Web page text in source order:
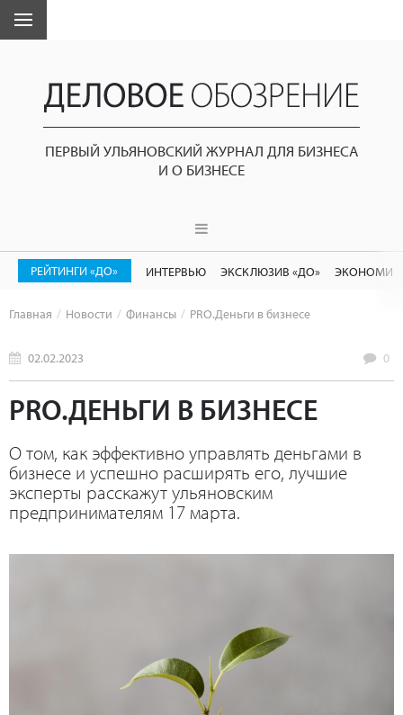
ПЕРВЫЙ УЛЬЯНОВСКИЙ ЖУРНАЛ ДЛЯ БИЗНЕСА
И О БИЗНЕСЕ
РЕЙТИНГИ «ДО» ИНТЕРВЬЮ ЭКСКЛЮЗИВ «ДО»
Главная Новости Финансы PRO.Деньги в бизнесе
02.02.2023 0
PRO.ДЕНЬГИ В БИЗНЕСЕ
О том, как эффективно управлять деньгами в
бизнесе и успешно расширять его, лучшие
эксперты расскажут ульяновским
предпринимателям 17 марта.